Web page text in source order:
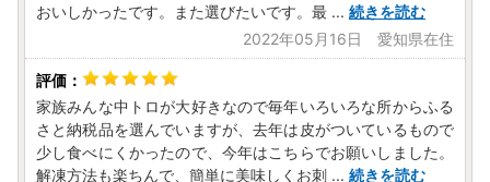
おいしかったです。また選びたいです。最 ... 続きを読む
2022年05月16日 愛知県在住
家族みんな中トロが大好きなので毎年いろいろな所からふる
さと納税品を選んでいますが、去年は皮がついているもので
少し食べにくかったので、今年はこちらでお願いしました。
解凍方法も楽ちんで、簡単に美味しくお刺 ... 続きを読む